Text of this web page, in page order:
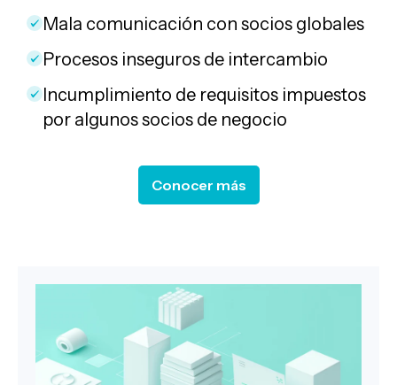
Mala comunicación con socios globales
Procesos inseguros de intercambio
Incumplimiento de requisitos impuestos
por algunos socios de negocio
Conocer más